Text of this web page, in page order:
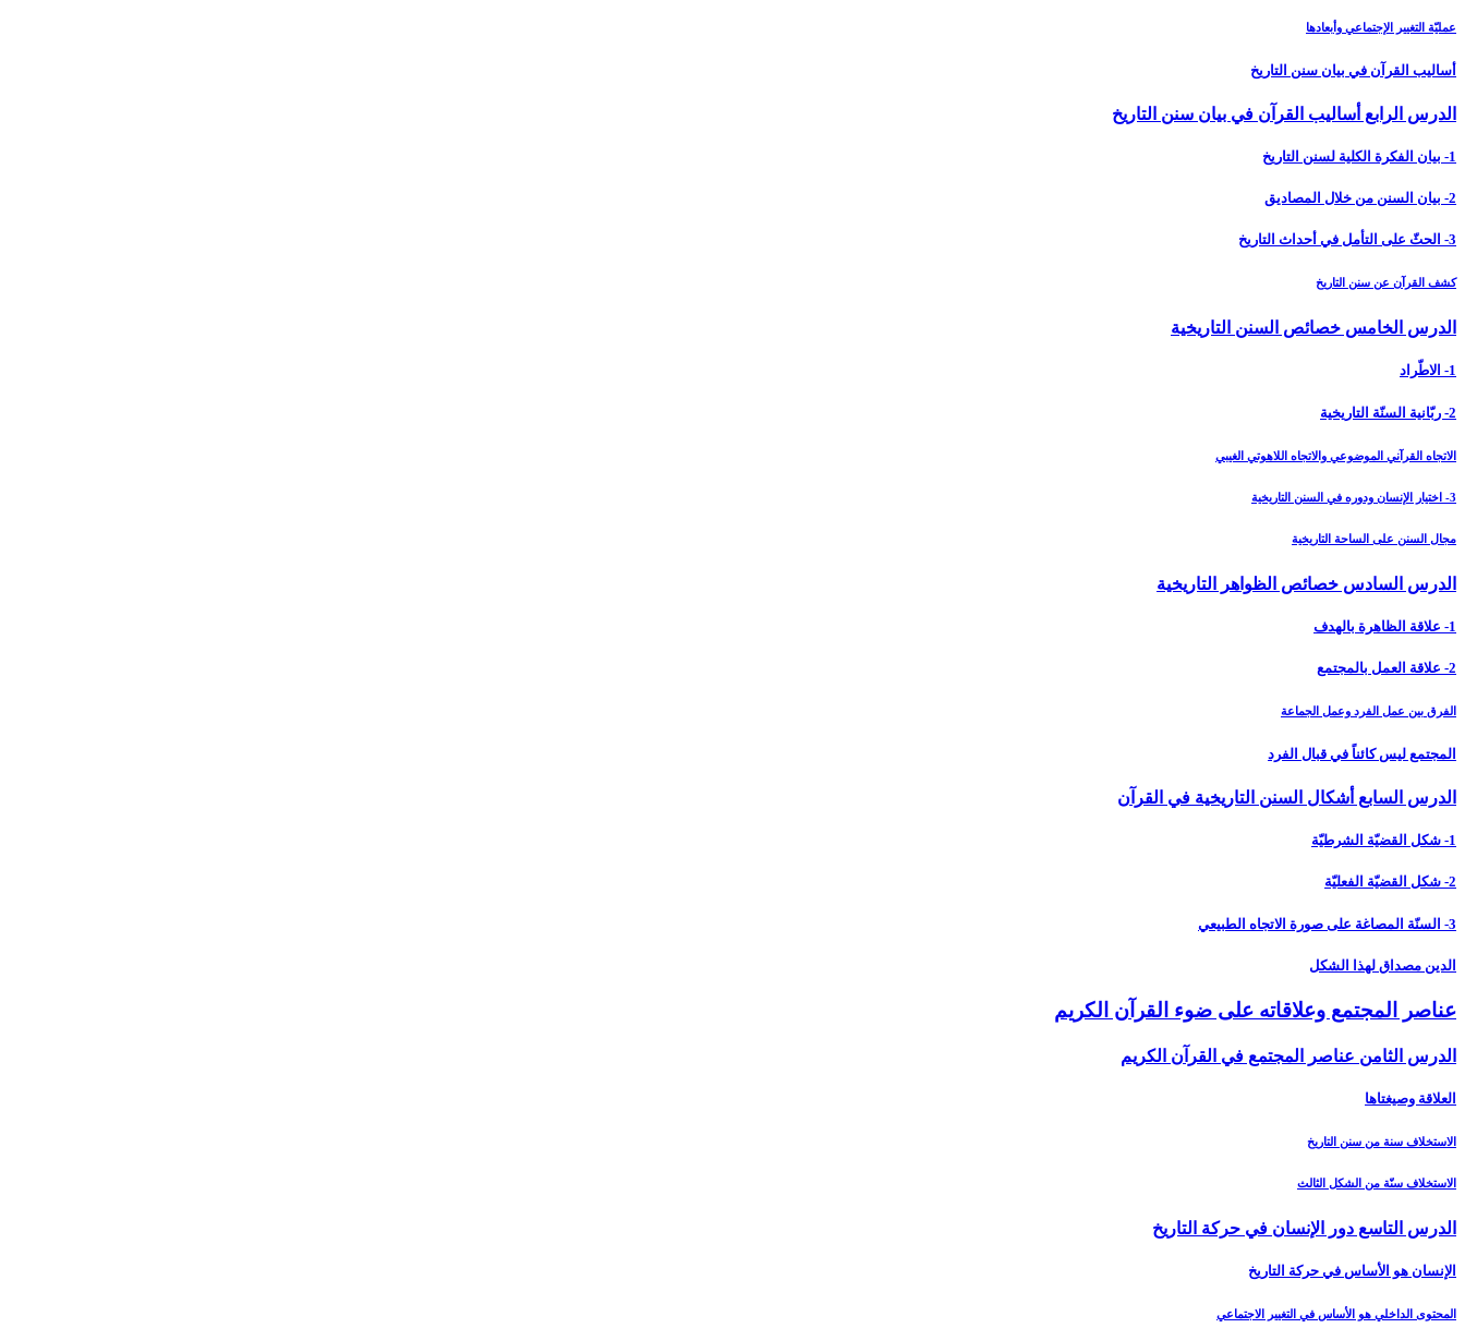
عمليّة التغيير الإجتماعي وأبعادها
أساليب القرآن في بيان سنن التاريخ
الدرس الرابع أساليب القرآن في بيان سنن التاريخ‏
1- بيان الفكرة الكلية لسنن التاريخ
2- بيان السنن من خلال المصاديق
3- الحثّ على التأمل في أحداث التاريخ
كشف القرآن عن سنن التاريخ
الدرس الخامس‏ خصائص السنن التاريخية
1- الاطّراد
2- ربّانية السنّة التاريخية
الاتجاه القرآني الموضوعي والاتجاه اللاهوتي الغيبي
3- اختيار الإنسان ودوره في السنن التاريخية
مجال السنن على الساحة التاريخية
الدرس السادس خصائص الظواهر التاريخية
1- علاقة الظاهرة بالهدف
2- علاقة العمل بالمجتمع
الفرق بين عمل الفرد وعمل الجماعة
المجتمع ليس كائناً في قبال الفرد
الدرس السابع أشكال السنن التاريخية في القرآن‏
1- شكل القضيّة الشرطيّة
2- شكل القضيّة الفعليّة
3- السنّة المصاغة على صورة الاتجاه الطبيعي
الدين مصداق لهذا الشكل
عناصر المجتمع وعلاقاته على ضوء القرآن الكريم‏
الدرس الثامن عناصر المجتمع في القرآن الكريم‏
العلاقة وصيغتاها
الاستخلاف سنة من سنن التاريخ
الاستخلاف سنّة من الشكل الثالث
الدرس التاسع دور الإنسان في حركة التاريخ‏
الإنسان هو الأساس في حركة التاريخ
المحتوى الداخلي هو الأساس في التغيير الاجتماعي